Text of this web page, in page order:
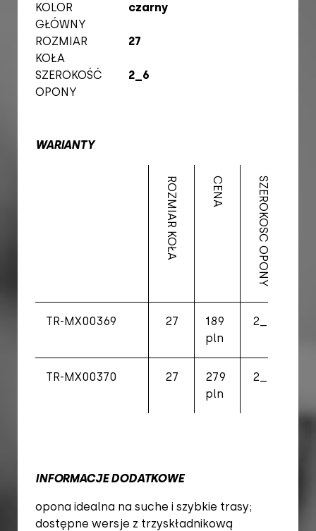
KOLOR
GŁÓWNY
czarny
ROZMIAR
KOŁA
27
SZEROKOŚĆ
OPONY
2_6
WARIANTY
ROZMIAR KOŁA CENA SZEROKOŚĆ OPONY
TR-MX00369 27
189
pln
2_6
TR-MX00370 27
279
pln
2_6
INFORMACJE DODATKOWE
opona idealna na suche i szybkie trasy;
dostępne wersje z trzyskładnikową